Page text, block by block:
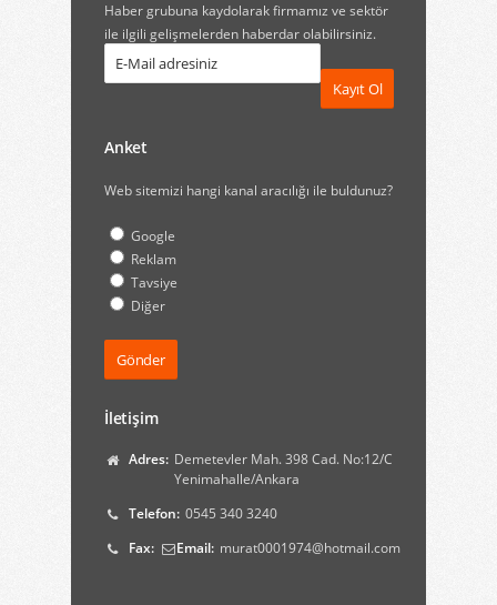
Haber grubuna kaydolarak firmamız ve sektör
ile ilgili gelişmelerden haberdar olabilirsiniz.
Anket
Web sitemizi hangi kanal aracılığı ile buldunuz?
Google
Reklam
Tavsiye
Diğer
İletişim
Adres: Demetevler Mah. 398 Cad. No:12/C
Yenimahalle/Ankara
Telefon: 0545 340 3240
Fax:
Email: murat0001974@hotmail.com